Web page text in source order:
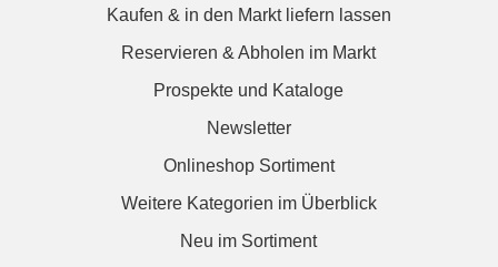
Kaufen & in den Markt liefern lassen
Reservieren & Abholen im Markt
Prospekte und Kataloge
Newsletter
Onlineshop Sortiment
Weitere Kategorien im Überblick
Neu im Sortiment